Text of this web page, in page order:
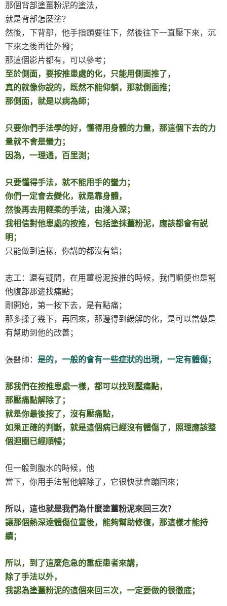
那個背部塗薑粉泥的塗法，
就是背部怎麼塗？
然後，下背部，他手指頭要往下，然後往下一直壓下來，沉
下來之後再往外撥；
那這個影片都有，可以參考；
至於側面，要按推患處的化，只能用側面推了，
真的就像你說的，既然不能仰躺，那就側面推；
那側面，就是以病為師；
只要你們手法學的好，懂得用身體的力量，那這個下去的力
量就不會是蠻力；
因為，一理通，百里測；
只要懂得手法，就不能用手的蠻力；
你們一定會去變化，就是靠身體，
然後再去用輕柔的手法，由淺入深；
我相信對他患處的按推，包括塗抹薑粉泥，應該都會有説
明；
只能做到這樣，你講的都沒有錯；
志工：還有疑問，在用薑粉泥按推的時候，我們順便也是幫
他腹部那邊找痛點；
剛開始，第一按下去，是有點痛；
那多揉了幾下，再回來，那邊得到緩解的化，是可以當做是
有幫助到他的改善；
張醫師： 是的，一般的會有一些症狀的出現，一定有體傷；
那我們在按推患處一樣，都可以找到壓痛點，
那壓痛點解除了；
就是你最後按了，沒有壓痛點，
如果正確的判斷，就是這個病已經沒有體傷了，照理應該整
個迴圈已經順暢；
但一般到腹水的時候，他
當下，你用手法幫他解除了，它很快就會蹦回來；
所以，這也就是我們為什麼塗薑粉泥來回三次？
讓那個熱深達體傷位置後，能夠幫助修復，那這樣才能持
續；
所以，到了這麼危急的重症患者來講，
除了手法以外，
我認為塗薑粉泥的這個來回三次，一定要做的很徹底；